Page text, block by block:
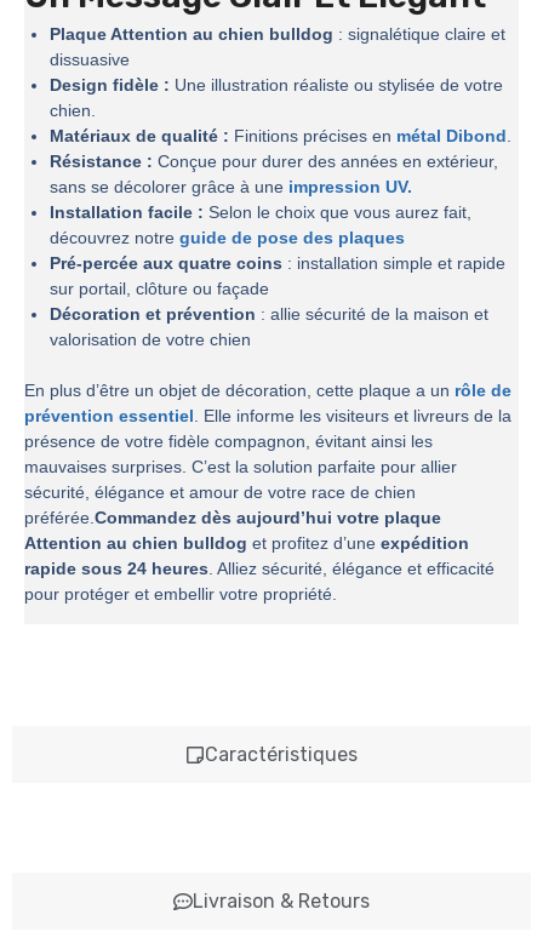
Caractéristiques
Livraison & Retours
Plaque Attention au chien bulldog : signalétique claire et
dissuasive
Design fidèle : Une illustration réaliste ou stylisée de votre
chien.
Matériaux de qualité : Finitions précises en métal Dibond.
Résistance : Conçue pour durer des années en extérieur,
sans se décolorer grâce à une impression UV.
Installation facile : Selon le choix que vous aurez fait,
découvrez notre guide de pose des plaques
Pré-percée aux quatre coins : installation simple et rapide
sur portail, clôture ou façade
Décoration et prévention : allie sécurité de la maison et
valorisation de votre chien
En plus d’être un objet de décoration, cette plaque a un rôle de
prévention essentiel. Elle informe les visiteurs et livreurs de la
présence de votre fidèle compagnon, évitant ainsi les
mauvaises surprises. C’est la solution parfaite pour allier
sécurité, élégance et amour de votre race de chien
préférée.Commandez dès aujourd’hui votre plaque
Attention au chien bulldog et profitez d’une expédition
rapide sous 24 heures. Alliez sécurité, élégance et efficacité
pour protéger et embellir votre propriété.